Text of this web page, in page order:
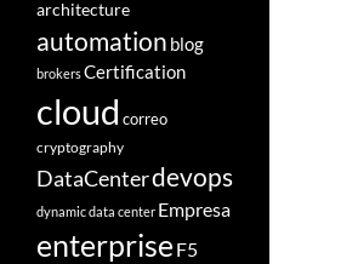
architecture
automation blog
brokersCertification
cloud correo
cryptography
DataCenterdevops
dynamic data center Empresa
enterprise F5